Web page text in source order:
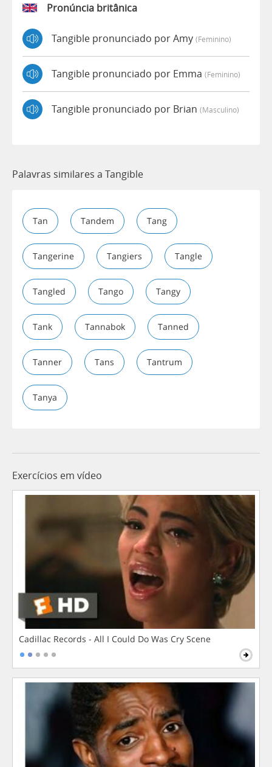
Pronúncia britânica
Tangible pronunciado por Amy (feminino)
Tangible pronunciado por Emma (feminino)
Tangible pronunciado por Brian (masculino)
Palavras similares a Tangible
Tan Tandem Tang
Tangerine Tangiers Tangle
Tangled Tango Tangy
Tank Tannabok Tanned
Tanner Tans Tantrum
Tanya
Exercícios em vídeo
Cadillac Records - All I Could Do Was Cry Scene